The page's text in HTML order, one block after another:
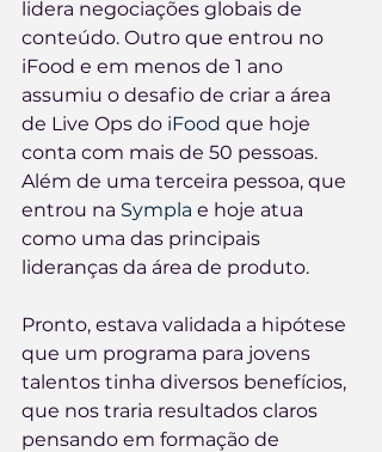
lidera negociações globais de
conteúdo. Outro que entrou no
iFood e em menos de 1 ano
assumiu o desafio de criar a área
de Live Ops do iFood que hoje
conta com mais de 50 pessoas.
Além de uma terceira pessoa, que
entrou na Sympla e hoje atua
como uma das principais
lideranças da área de produto.
Pronto, estava validada a hipótese
que um programa para jovens
talentos tinha diversos benefícios,
que nos traria resultados claros
pensando em formação de